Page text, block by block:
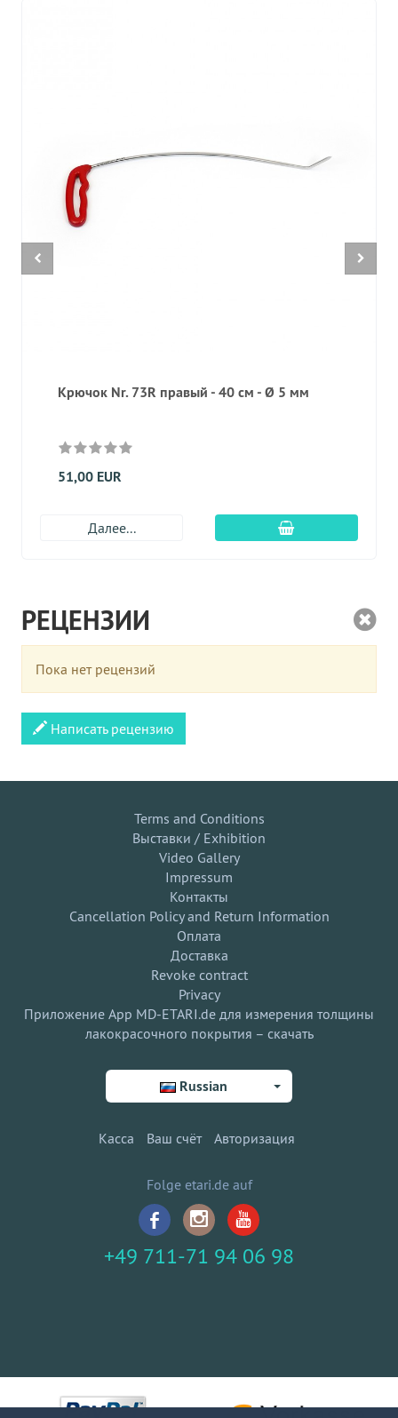
Крючок Nr. 73R правый - 40 см - Ø 5 мм
51,00 EUR
Далее... Добавить в
РЕЦЕНЗИИ
Пока нет рецензий
Написать рецензию
Terms and Conditions
Выставки / Exhibition
Video Gallery
Impressum
Контакты
Cancellation Policy and Return Information
Оплата
Доставка
Revoke contract
Privacy
Приложение App MD-ETARI.de для измерения толщины
лакокрасочного покрытия – скачать
Russian
Касса Ваш счёт Авторизация
Folge etari.de auf
+49 711-71 94 06 98